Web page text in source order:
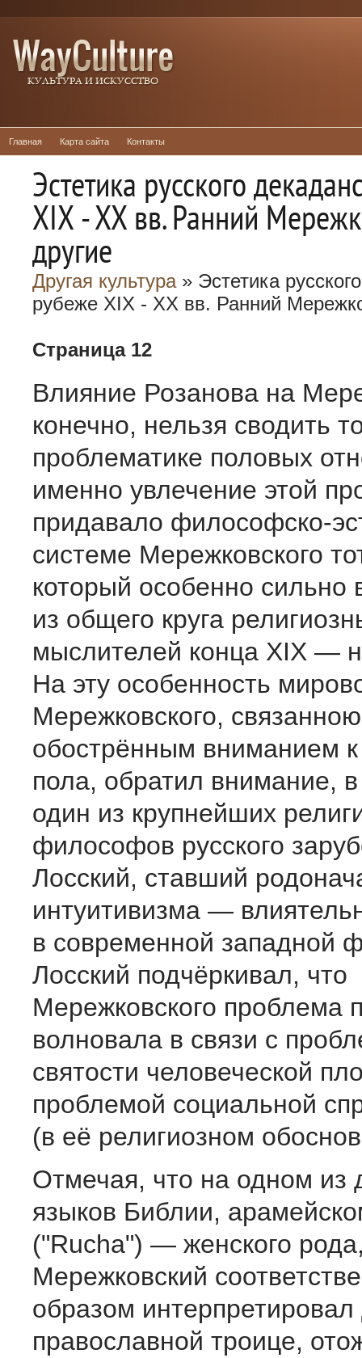
Главная Карта сайта Контакты
Эстетика русского
XIX - XX вв. Ранний
другие
Другая культура» Эстетика
рубеже XIX - XX вв. Ранний
Страница 12
Влияние Розанова на
конечно, нельзя сводить
проблематике половых
именно увлечение этой
придавало философско-
системе Мережковского
который особенно сильно
из общего круга
мыслителей конца XIX —
На эту особенность
Мережковского,
обострённым вниманием
пола, обратил внимание, в
один из крупнейших
философов русского
Лосский, ставший
интуитивизма —
в современной западной
Лосский подчёркивал, что
Мережковского проблема
волновала в связи с
святости человеческой
проблемой социальной
(в её религиозном
Отмечая, что на одном из
языков Библии,
("Rucha") — женского
Мережковский
образом интерпретировал
православной троице,